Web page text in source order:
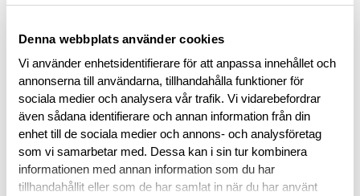
Denna webbplats använder cookies
Vi använder enhetsidentifierare för att anpassa innehållet och
annonserna till användarna, tillhandahålla funktioner för
sociala medier och analysera vår trafik. Vi vidarebefordrar
även sådana identifierare och annan information från din
enhet till de sociala medier och annons- och analysföretag
som vi samarbetar med. Dessa kan i sin tur kombinera
informationen med annan information som du har
tillhandahållit eller som de har samlat in när du har använt
BESKRIVNING
RECENSIONER
OM VARUMÄRKET